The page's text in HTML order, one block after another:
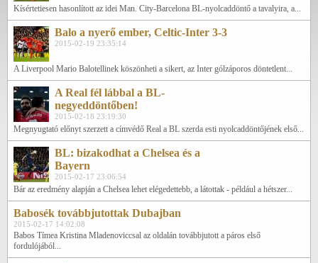
Kísértetiesen hasonlított az idei Man. City-Barcelona BL-nyolcaddöntő a tavalyira, a...
Balo a nyerő ember, Celtic-Inter 3-3
2015-02-19 23:35:14
A Liverpool Mario Balotellinek köszönheti a sikert, az Inter gólzáporos döntetlent...
A Real fél lábbal a BL-
negyeddöntőben!
2015-02-18 23:19:30
Megnyugtató előnyt szerzett a címvédő Real a BL szerda esti nyolcaddöntőjének első...
BL: bizakodhat a Chelsea és a
Bayern
2015-02-17 23:06:54
Bár az eredmény alapján a Chelsea lehet elégedettebb, a látottak - például a hétszer...
Babosék továbbjutottak Dubajban
2015-02-17 14:02:08
Babos Tímea Kristina Mladenoviccsal az oldalán továbbjutott a páros első
fordulójából...